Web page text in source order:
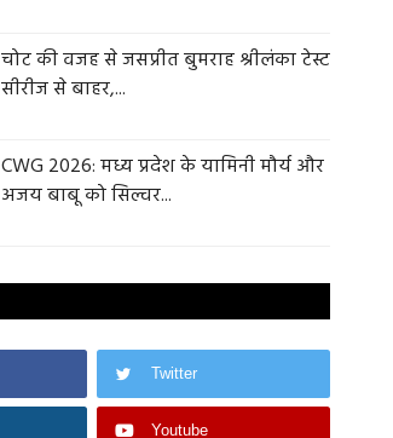
चोट की वजह से जसप्रीत बुमराह श्रीलंका टेस्ट
सीरीज से बाहर,...
CWG 2026: मध्य प्रदेश के यामिनी मौर्य और
अजय बाबू को सिल्वर...
Twitter
Youtube